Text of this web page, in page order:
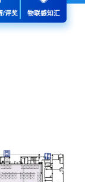
/评奖 物联感知汇